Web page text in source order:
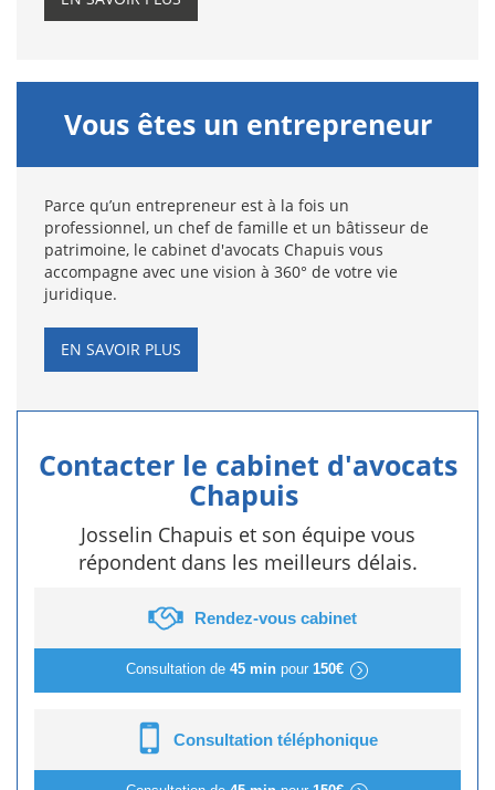
Vous êtes un entrepreneur
Parce qu’un entrepreneur est à la fois un
professionnel, un chef de famille et un bâtisseur de
patrimoine, le cabinet d'avocats Chapuis vous
accompagne avec une vision à 360° de votre vie
juridique.
EN SAVOIR PLUS
Contacter le cabinet d'avocats
Chapuis
Josselin Chapuis et son équipe vous
répondent dans les meilleurs délais.
Rendez-vous cabinet
Consultation de 45 minpour 150€
Consultation téléphonique